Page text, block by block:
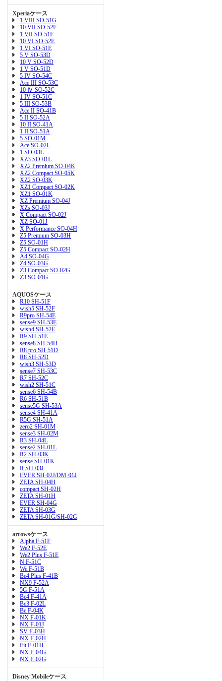
Xperiaケース
1 VIII SO-51G
10 VII SO-52F
1 VII SO-51F
10 VI SO-52E
1 VI SO-51E
5 V SO-53D
10 V SO-52D
1 V SO-51D
5 IV SO-54C
Ace III SO-53C
10 Ⅳ SO-52C
1 IV SO-51C
5 III SO-53B
Ace II SO-41B
5 II SO-52A
10 II SO-41A
1 II SO-51A
5 SO-01M
Ace SO-02L
1 SO-03L
XZ3 SO-01L
XZ2 Premium SO-04K
XZ2 Compact SO-05K
XZ2 SO-03K
XZ1 Compact SO-02K
XZ1 SO-01K
XZ Premium SO-04J
XZs SO-03J
X Compact SO-02J
XZ SO-01J
X Performance SO-04H
Z5 Premium SO-03H
Z5 SO-01H
Z5 Compact SO-02H
A4 SO-04G
Z4 SO-03G
Z3 Compact SO-02G
Z3 SO-01G
AQUOSケース
R10 SH-51F
wish5 SH-52F
R9pro SH-54E
sense9 SH-53E
wish4 SH-52E
R9 SH-51E
sense8 SH-54D
R8 pro SH-51D
R8 SH-52D
wish3 SH-53D
sense7 SH-53C
R7 SH-52C
wish2 SH-51C
sense6 SH-54B
R6 SH-51B
sense5G SH-53A
sense4 SH-41A
R5G SH-51A
zero2 SH-01M
sense3 SH-02M
R3 SH-04L
sense2 SH-01L
R2 SH-03K
sense SH-01K
R SH-03J
EVER SH-02J/DM-01J
ZETA SH-04H
compact SH-02H
ZETA SH-01H
EVER SH-04G
ZETA SH-03G
ZETA SH-01G/SH-02G
arrowsケース
Alpha F-51F
We2 F-52E
We2 Plus F-51E
N F-51C
We F-51B
Be4 Plus F-41B
NX9 F-52A
5G F-51A
Be4 F-41A
Be3 F-02L
Be F-04K
NX F-01K
NX F-01J
SV F-03H
NX F-02H
Fit F-01H
NX F-04G
NX F-02G
Disney Mobileケース